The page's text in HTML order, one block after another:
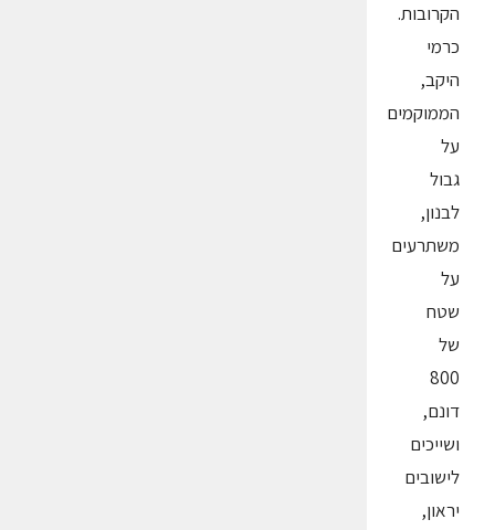
הקרובות.
כרמי
היקב,
הממוקמים
על
גבול
לבנון,
משתרעים
על
שטח
של
800
דונם,
ושייכים
לישובים
יראון,